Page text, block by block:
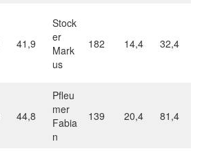
41,9
Stock
er
Mark
us
182 14,4 32,4
44,8
Pfleu
mer
Fabia
n
139 20,4 81,4